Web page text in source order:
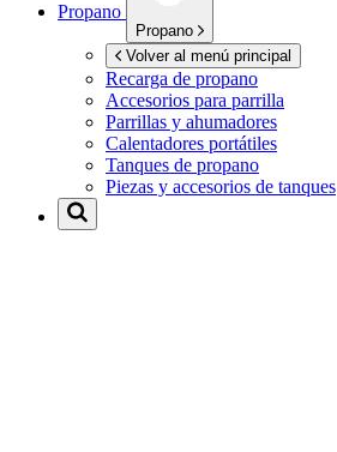
Propano
Propano
Volver al menú principal
Recarga de propano
Accesorios para parrilla
Parrillas y ahumadores
Calentadores portátiles
Tanques de propano
Piezas y accesorios de tanques